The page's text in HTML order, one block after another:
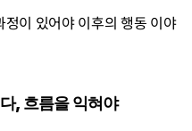
이 있어야 이후의 행동 이야
, 흐름을 익혀야